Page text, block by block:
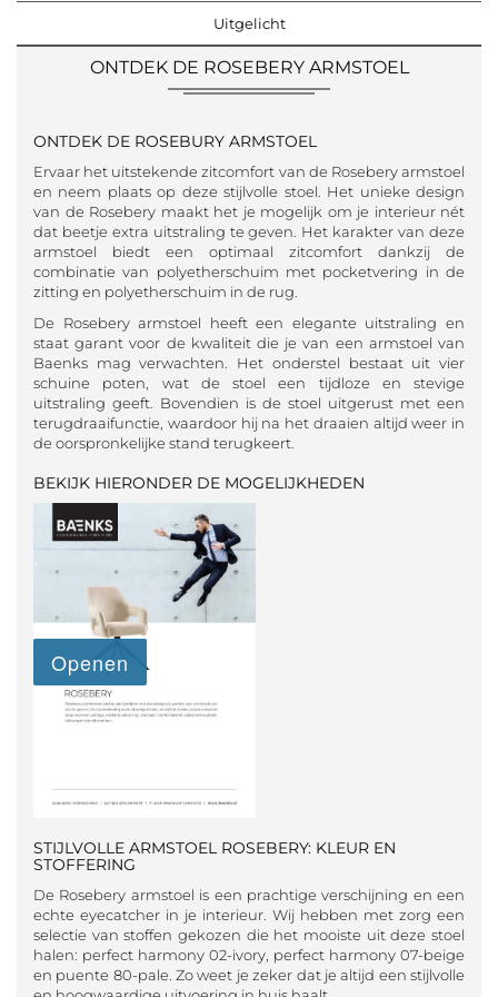
Uitgelicht
ONTDEK DE ROSEBERY ARMSTOEL
ONTDEK DE ROSEBURY ARMSTOEL
Ervaar het uitstekende zitcomfort van de Rosebery armstoel
en neem plaats op deze stijlvolle stoel. Het unieke design
van de Rosebery maakt het je mogelijk om je interieur nét
dat beetje extra uitstraling te geven. Het karakter van deze
armstoel biedt een optimaal zitcomfort dankzij de
combinatie van polyetherschuim met pocketvering in de
zitting en polyetherschuim in de rug.
De Rosebery armstoel heeft een elegante uitstraling en
staat garant voor de kwaliteit die je van een armstoel van
Baenks mag verwachten. Het onderstel bestaat uit vier
schuine poten, wat de stoel een tijdloze en stevige
uitstraling geeft. Bovendien is de stoel uitgerust met een
terugdraaifunctie, waardoor hij na het draaien altijd weer in
de oorspronkelijke stand terugkeert.
BEKIJK HIERONDER DE MOGELIJKHEDEN
STIJLVOLLE ARMSTOEL ROSEBERY: KLEUR EN
STOFFERING
De Rosebery armstoel is een prachtige verschijning en een
echte eyecatcher in je interieur. Wij hebben met zorg een
selectie van stoffen gekozen die het mooiste uit deze stoel
halen: perfect harmony 02-ivory, perfect harmony 07-beige
en puente 80-pale. Zo weet je zeker dat je altijd een stijlvolle